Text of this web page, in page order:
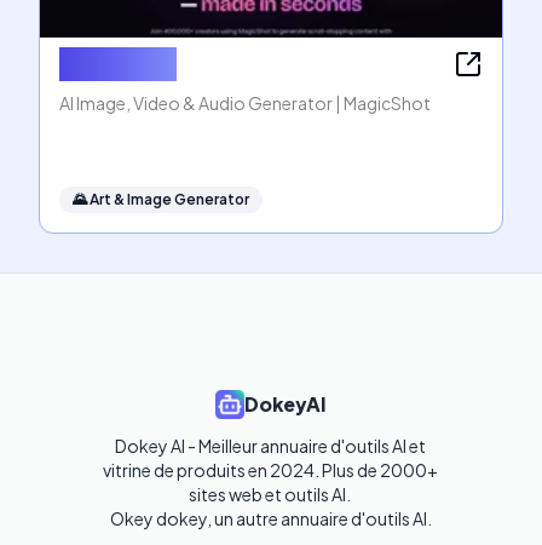
AI Image, Video & Audio Generator | MagicShot
🌄Art & Image Generator
DokeyAI
Dokey AI - Meilleur annuaire d'outils AI et
vitrine de produits en 2024. Plus de 2000+
sites web et outils AI.
Okey dokey, un autre annuaire d'outils AI.